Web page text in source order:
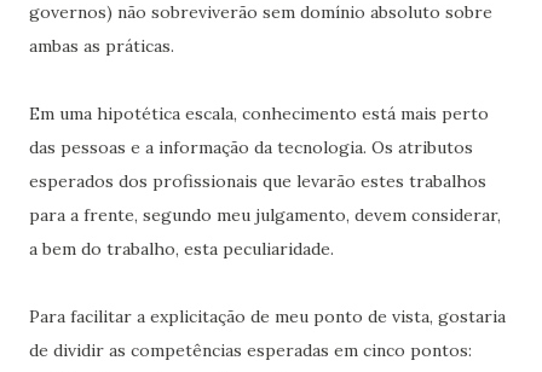
governos) não sobreviverão sem domínio absoluto sobre
ambas as práticas.
Em uma hipotética escala, conhecimento está mais perto
das pessoas e a informação da tecnologia. Os atributos
esperados dos profissionais que levarão estes trabalhos
para a frente, segundo meu julgamento, devem considerar,
a bem do trabalho, esta peculiaridade.
Para facilitar a explicitação de meu ponto de vista, gostaria
de dividir as competências esperadas em cinco pontos: